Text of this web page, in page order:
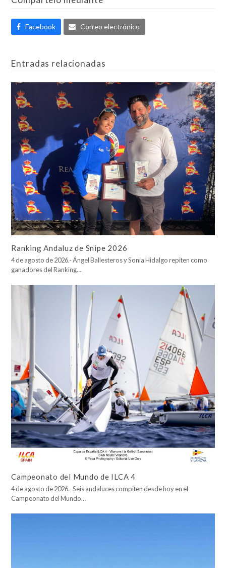
Facebook Correo electrónico
Entradas relacionadas
Ranking Andaluz de Snipe 2026
4 de agosto de 2026.- Ángel Ballesteros y Sonia Hidalgo repiten como
ganadores del Ranking…
Campeonato del Mundo de ILCA 4
4 de agosto de 2026.- Seis andaluces compiten desde hoy en el
Campeonato del Mundo…